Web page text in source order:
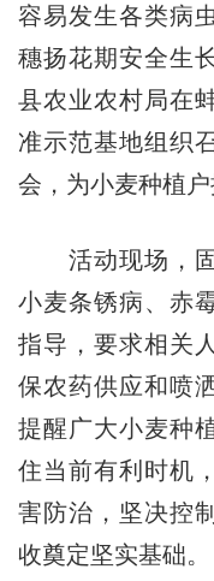
容易发生各类病
穗扬花期安全生
县农业农村局在
准示范基地组织
会，为小麦种植户
活动现场，固
小麦条锈病、赤
指导，要求相关
保农药供应和喷
提醒广大小麦种
住当前有利时机
害防治，坚决控
收奠定坚实基础。